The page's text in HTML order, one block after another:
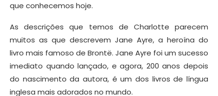
que conhecemos hoje.
As descrições que temos de Charlotte parecem
muitos as que descrevem Jane Ayre, a heroína do
livro mais famoso de Brontë. Jane Ayre foi um sucesso
imediato quando lançado, e agora, 200 anos depois
do nascimento da autora, é um dos livros de língua
inglesa mais adorados no mundo.